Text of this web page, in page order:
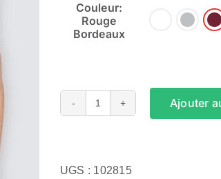
Couleur:
Rouge
Bordeaux
quantité
Shirt
Ajouter
UGS : 102815